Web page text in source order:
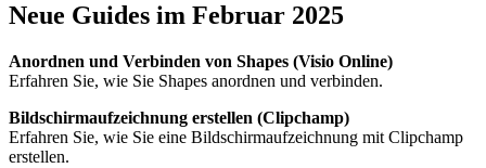
Neue Guides im Februar 2025
Anordnen und Verbinden von Shapes (Visio Online)
Erfahren Sie, wie Sie Shapes anordnen und verbinden.
Bildschirmaufzeichnung erstellen (Clipchamp)
Erfahren Sie, wie Sie eine Bildschirmaufzeichnung mit Clipchamp
erstellen.